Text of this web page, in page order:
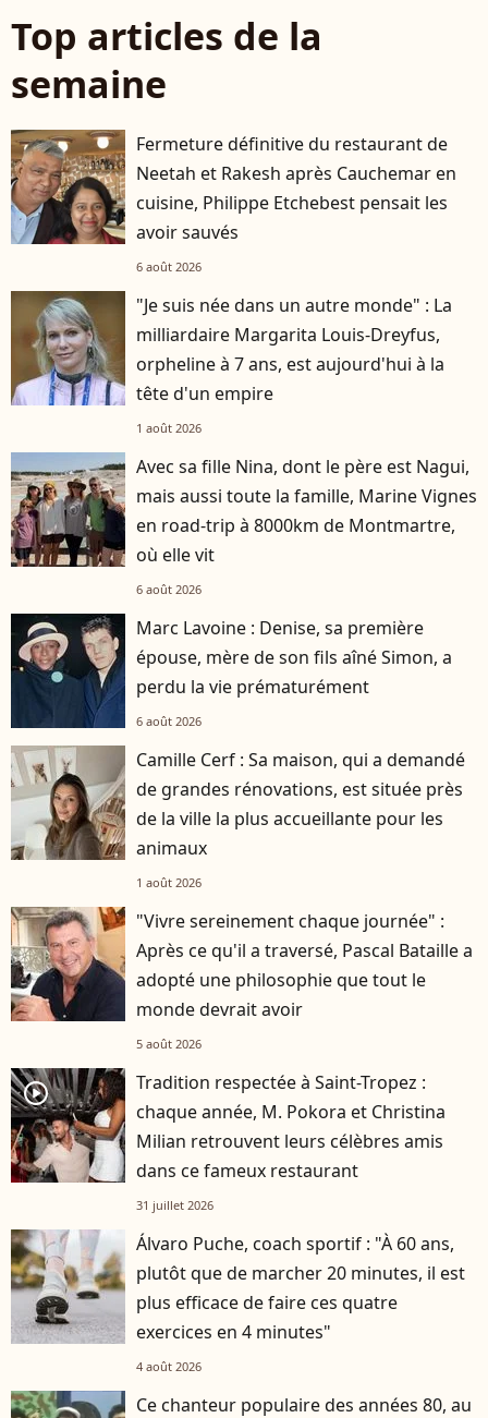
Top articles de la
semaine
Fermeture définitive du restaurant de
Neetah et Rakesh après Cauchemar en
cuisine, Philippe Etchebest pensait les
avoir sauvés
6 août 2026
"Je suis née dans un autre monde" : La
milliardaire Margarita Louis-Dreyfus,
orpheline à 7 ans, est aujourd'hui à la
tête d'un empire
1 août 2026
Avec sa fille Nina, dont le père est Nagui,
mais aussi toute la famille, Marine Vignes
en road-trip à 8000km de Montmartre,
où elle vit
6 août 2026
Marc Lavoine : Denise, sa première
épouse, mère de son fils aîné Simon, a
perdu la vie prématurément
6 août 2026
Camille Cerf : Sa maison, qui a demandé
de grandes rénovations, est située près
de la ville la plus accueillante pour les
animaux
1 août 2026
"Vivre sereinement chaque journée" :
Après ce qu'il a traversé, Pascal Bataille a
adopté une philosophie que tout le
monde devrait avoir
5 août 2026
player2
Tradition respectée à Saint-Tropez :
chaque année, M. Pokora et Christina
Milian retrouvent leurs célèbres amis
dans ce fameux restaurant
31 juillet 2026
Álvaro Puche, coach sportif : "À 60 ans,
plutôt que de marcher 20 minutes, il est
plus efficace de faire ces quatre
exercices en 4 minutes"
4 août 2026
Ce chanteur populaire des années 80, au